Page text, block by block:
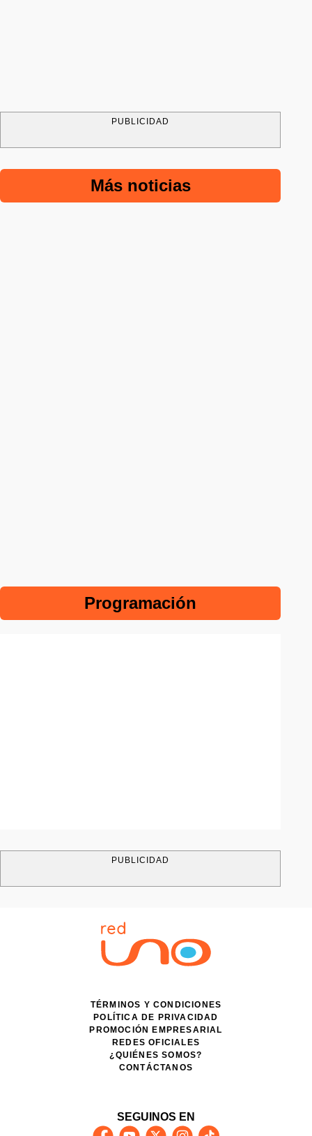
PUBLICIDAD
Más noticias
Programación
PUBLICIDAD
TÉRMINOS Y CONDICIONES
POLÍTICA DE PRIVACIDAD
PROMOCIÓN EMPRESARIAL
REDES OFICIALES
¿QUIÉNES SOMOS?
CONTÁCTANOS
SEGUINOS EN